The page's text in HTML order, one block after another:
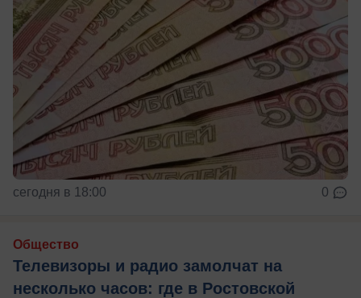
сегодня в 18:00 0
Общество
Телевизоры и радио замолчат на
несколько часов: где в Ростовской